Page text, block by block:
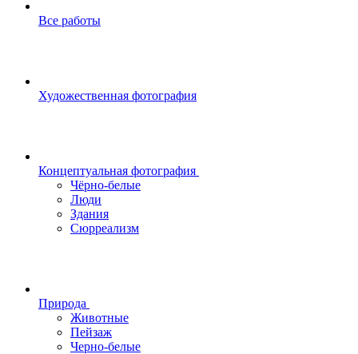
Все работы
Художественная фотография
Концептуальная фотография
Чёрно-белые
Люди
Здания
Сюрреализм
Природа
Животные
Пейзаж
Черно-белые